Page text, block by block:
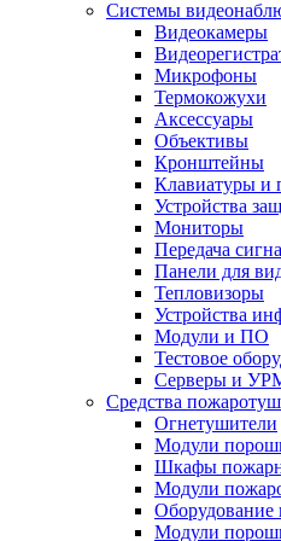
Системы
Видеокамеры
Микрофоны
Термокожухи
Аксессуары
Объективы
Кронштейны
Клавиатуры и
Устройства
Мониторы
Передача
Панели для
Тепловизоры
Устройства
Модули и ПО
Тестовое
Серверы и
Средства
Огнетушители
Модули
Шкафы
Модули
Модули